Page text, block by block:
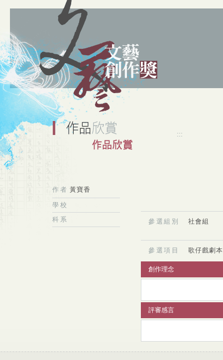
:::
作者 黃寶香
學校
科系
參選組別 社會組
參選項目 歌仔戲劇本
創作理念
評審感言